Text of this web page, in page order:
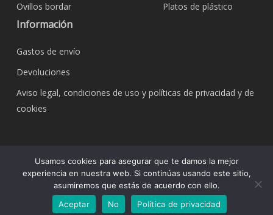
Ovillos bordar
Platos de plástico
Información
Gastos de envío
Devoluciones
Aviso legal, condiciones de uso y políticas de privacidad y de
cookies
© 2026 Bazar Corona Todo Hogar. Todos los
derechos reservados.
Usamos cookies para asegurar que te damos la mejor
experiencia en nuestra web. Si continúas usando este sitio,
asumiremos que estás de acuerdo con ello.
Aceptar
No Política de privacidad